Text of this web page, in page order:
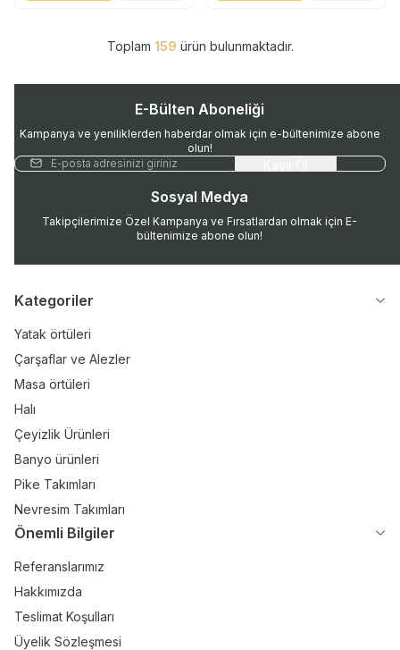
Toplam 159 ürün bulunmaktadır.
E-Bülten Aboneliği
Kampanya ve yeniliklerden haberdar olmak için e-bültenimize abone
olun!
Sosyal Medya
Takipçilerimize Özel Kampanya ve Fırsatlardan olmak için E-
bültenimize abone olun!
Kategoriler
Yatak örtüleri
Çarşaflar ve Alezler
Masa örtüleri
Halı
Çeyizlik Ürünleri
Banyo ürünleri
Pike Takımları
Nevresim Takımları
Önemli Bilgiler
Referanslarımız
Hakkımızda
Teslimat Koşulları
Üyelik Sözleşmesi